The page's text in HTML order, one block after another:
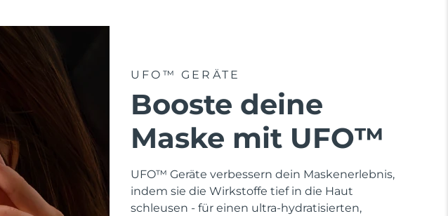
UFO™ GERÄTE
Booste deine
Maske mit UFO™
UFO™ Geräte verbessern dein Maskenerlebnis,
indem sie die Wirkstoffe tief in die Haut
schleusen - für einen ultra-hydratisierten,